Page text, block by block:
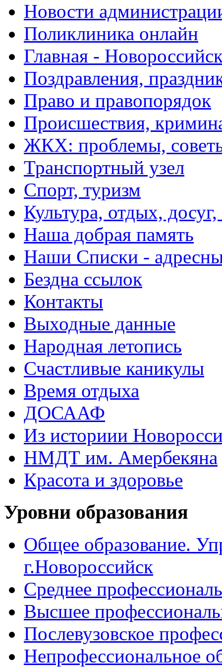
Новости
Поликлиника онлайн
Главная -
Поздравления,
Право и правопорядок
Происшествия,
ЖКХ: проблемы,
Транспортный узел
Спорт, туризм
Культура, отдых,
Наша добрая память
Наши Списки -
Бездна ссылок
Контакты
Выходные данные
Народная летопись
Счастливые каникулы
Время отдыха
ДОСААФ
Из историии
НМДТ им. Амербекяна
Красота и здоровье
Уровни образования
Общее образование.
г.Новороссийск
Среднее
Высшее
Послевузовское
Непрофессиональное